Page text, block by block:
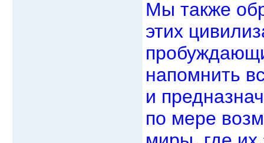
Мы также
этих
напомнить
и
по мере